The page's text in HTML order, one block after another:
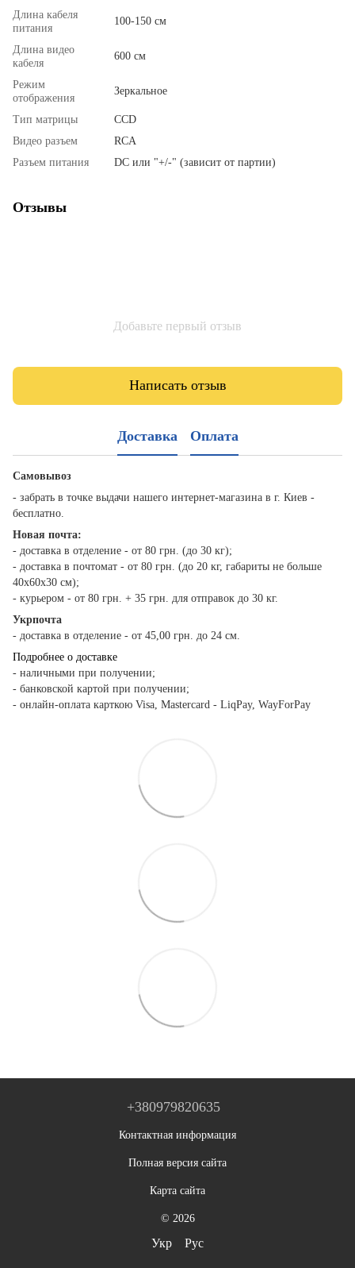
Длина кабеля
питания
100-150 см
Длина видео
кабеля
600 см
Режим
отображения
Зеркальное
Тип матрицы
ССD
Видео разъем
RCA
Разъем питания
DC или "+/-" (зависит от партии)
Отзывы
Добавьте первый отзыв
Написать отзыв
Доставка Оплата
Самовывоз
- забрать в точке выдачи нашего интернет-магазина в г. Киев -
бесплатно.
Новая почта:
- доставка в отделение - от 80 грн. (до 30 кг);
- доставка в почтомат - от 80 грн. (до 20 кг, габариты не больше
40х60х30 см);
- курьером - от 80 грн. + 35 грн. для отправок до 30 кг.
Укрпочта
- доставка в отделение - от 45,00 грн. до 24 см.
Подробнее о доставке
- наличными при получении;
- банковской картой при получении;
- онлайн-оплата карткою Visa, Mastercard - LiqPay, WayForPay
+380979820635
Контактная информация
Полная версия сайта
Карта сайта
© 2026
Укр Рус